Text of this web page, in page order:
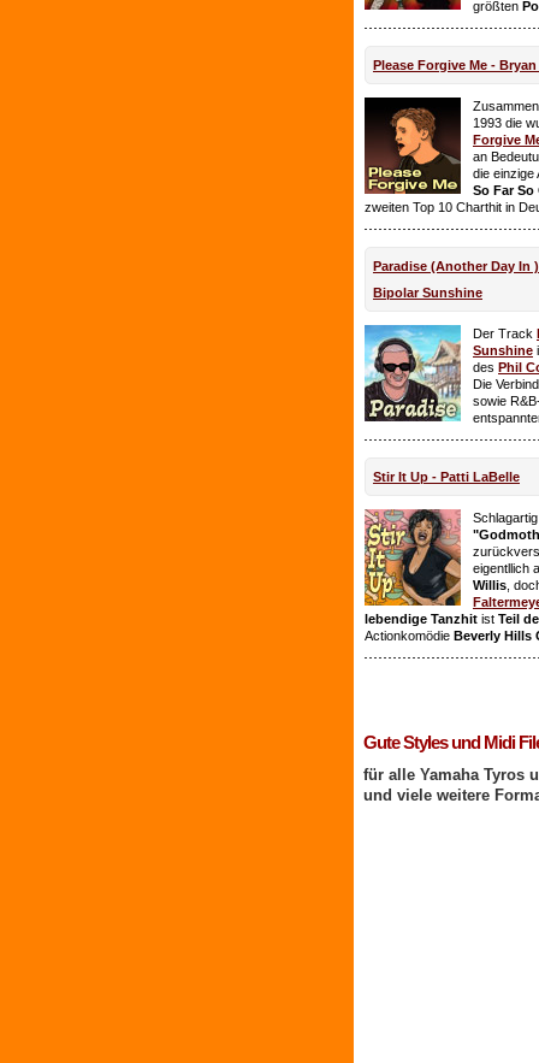
größten
Please Forgive Me -
1993 die
Forgive
an
die einzige
So Far So
zweiten Top 10 Charthit in
Paradise (Another Day In
Bipolar Sunshine
Der Track
Sunshine
des Phil
Die
sowie
Stir It Up - Patti LaBelle
eigentllich
Willis ,
lebendige Tanzhit ist Teil
Actionkomödie Beverly Hills
Gute Styles und Midi
für alle Yamaha Tyros
und viele weitere